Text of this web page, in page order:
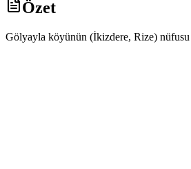
Özet
Gölyayla köyünün (İkizdere, Rize) nüfusu